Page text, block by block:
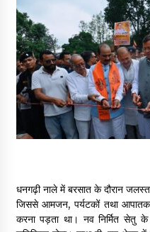
धनगढ़ी नाले में बरसात के दौरान
जिससे आमजन, पर्यटकों तथा
करना पड़ता था। नव निर्मित सेतु के